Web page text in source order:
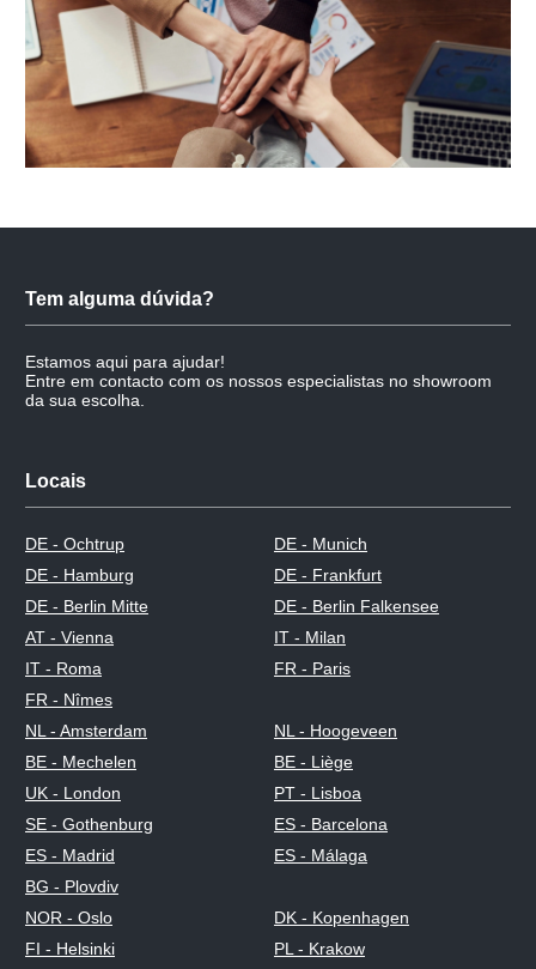
Tem alguma dúvida?
Estamos aqui para ajudar!
Entre em contacto com os nossos especialistas no showroom
da sua escolha.
Locais
DE - Ochtrup
DE - Munich
DE - Hamburg
DE - Frankfurt
DE - Berlin Mitte
DE - Berlin Falkensee
AT - Vienna
IT - Milan
IT - Roma
FR - Paris
FR - Nîmes
NL - Amsterdam
NL - Hoogeveen
BE - Mechelen
BE - Liège
UK - London
PT - Lisboa
SE - Gothenburg
ES - Barcelona
ES - Madrid
ES - Málaga
BG - Plovdiv
NOR - Oslo
DK - Kopenhagen
FI - Helsinki
PL - Krakow